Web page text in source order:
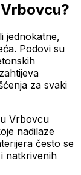
Vrbovcu?
jednokatne,
Podovi su
za svaki
Vrbovcu
nadilaze
često se
natkrivenih